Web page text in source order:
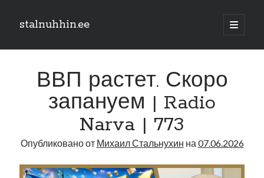
stalnuhhin.ee
отрыть
Боковая
панель
В мире
Интервью
ВВП растет. Скоро
запануем | Radio
Narva | 773
Опубликовано от Михаил Стальнухин на 07.06.2026